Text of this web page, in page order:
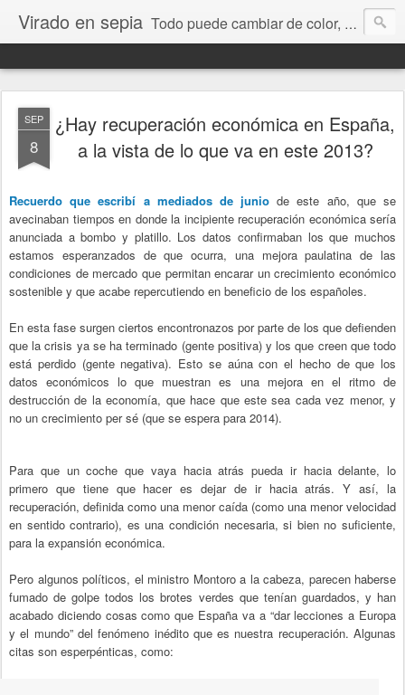
Virado en sepia Todo puede cambiar de color, depende de nosotros y de nuestra capacidad para aprender a mirar. Hablamos de sociedad, economía, empresa, política, RRHH, formación. De Historia reciente, de educación y de temas sociales.
SEP
8
¿Hay recuperación económica en España,
a la vista de lo que va en este 2013?
Recuerdo queescribí a mediados de junio de este año, que se
avecinaban tiempos en donde la incipiente recuperación económica sería
anunciada a bombo y platillo. Los datos confirmaban los que muchos
estamos esperanzados de que ocurra, una mejora paulatina de las
condiciones de mercado que permitan encarar un crecimiento económico
sostenible y que acabe repercutiendo en beneficio de los españoles.
En esta fase surgen ciertos encontronazos por parte de los que defienden
que la crisis ya se ha terminado (gente positiva) y los que creen que todo
está perdido (gente negativa). Esto se aúna con el hecho de que los
datos económicos lo que muestran es una mejora en el ritmo de
destrucción de la economía, que hace que este sea cada vez menor, y
no un crecimiento per sé (que se espera para 2014).
Para que un coche que vaya hacia atrás pueda ir hacia delante, lo
primero que tiene que hacer es dejar de ir hacia atrás. Y así, la
recuperación, definida como una menor caída (como una menor velocidad
en sentido contrario), es una condición necesaria, si bien no suficiente,
para la expansión económica.
Pero algunos políticos, el ministro Montoro a la cabeza, parecen haberse
fumado de golpe todos los brotes verdes que tenían guardados, y han
acabado diciendo cosas como que España va a “dar lecciones a Europa
y el mundo” del fenómeno inédito que es nuestra recuperación. Algunas
citas son esperpénticas, como: